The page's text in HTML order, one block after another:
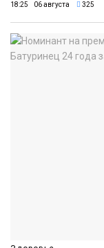
18:25 06 августа 325